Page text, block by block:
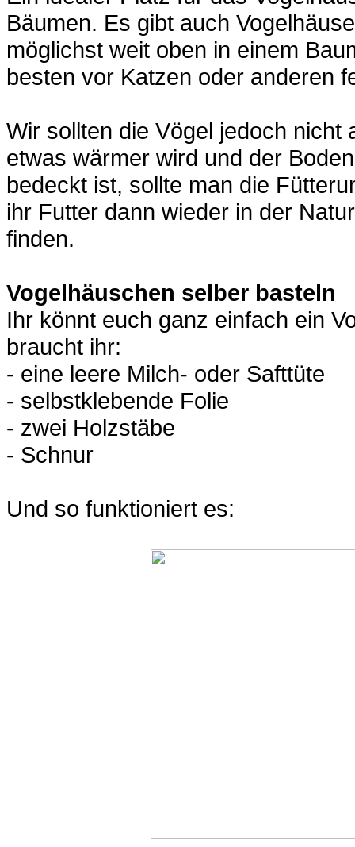
Bäumen. Es gibt auch
möglichst weit oben in einem
besten vor Katzen oder anderen
Wir sollten die Vögel jedoch
etwas wärmer wird und der
bedeckt ist, sollte man die
ihr Futter dann wieder in der
finden.
Vogelhäuschen selber basteln
Ihr könnt euch ganz einfach ein
braucht ihr:
- eine leere Milch- oder Safttüte
- selbstklebende Folie
- zwei Holzstäbe
- Schnur
Und so funktioniert es: